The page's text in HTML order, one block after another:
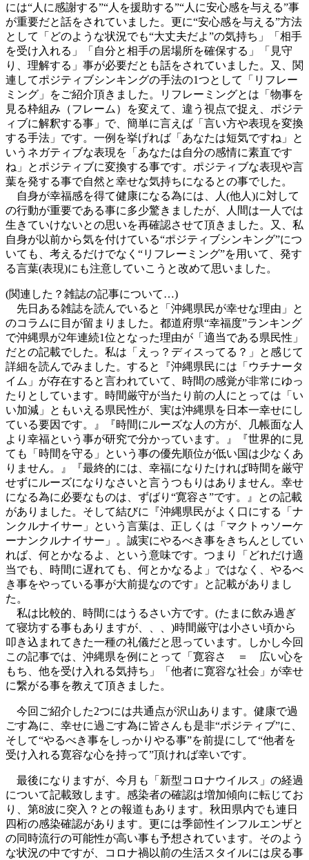
には“人に感謝する”“人を援助する”“人に安心感を与える”事
が重要だと話をされていました。更に“安心感を与える”方法
として「どのような状況でも“大丈夫だよ”の気持ち」「相手
を受け入れる」「自分と相手の居場所を確保する」「見守
り、理解する」事が必要だとも話をされていました。又、関
連してポジティブシンキングの手法の1つとして「リフレー
ミング」をご紹介頂きました。リフレーミングとは「物事を
見る枠組み（フレーム）を変えて、違う視点で捉え、ポジテ
ィブに解釈する事」で、簡単に言えば「言い方や表現を変換
する手法」です。一例を挙げれば「あなたは短気ですね」と
いうネガティブな表現を「あなたは自分の感情に素直です
ね」とポジティブに変換する事です。ポジティブな表現や言
葉を発する事で自然と幸せな気持ちになるとの事でした。
自身が幸福感を得て健康になる為には、人(他人)に対して
の行動が重要である事に多少驚きましたが、人間は一人では
生きていけないとの思いを再確認させて頂きました。又、私
自身が以前から気を付けている“ポジティブシンキング”につ
いても、考えるだけでなく“リフレーミング”を用いて、発す
る言葉(表現)にも注意していこうと改めて思いました。
(関連した？雑誌の記事について…)
先日ある雑誌を読んでいると「沖縄県民が幸せな理由」と
のコラムに目が留まりました。都道府県“幸福度”ランキング
で沖縄県が2年連続1位となった理由が「適当である県民性」
だとの記載でした。私は「えっ？ディスってる？」と感じて
詳細を読んでみました。すると『沖縄県民には「ウチナータ
イム」が存在すると言われていて、時間の感覚が非常にゆっ
たりとしています。時間厳守が当たり前の人にとっては「い
い加減」ともいえる県民性が、実は沖縄県を日本一幸せにし
ている要因です。』『時間にルーズな人の方が、几帳面な人
より幸福という事が研究で分かっています。』『世界的に見
ても「時間を守る」という事の優先順位が低い国は少なくあ
りません。』『最終的には、幸福になりたければ時間を厳守
せずにルーズになりなさいと言うつもりはありません。幸せ
になる為に必要なものは、ずばり“寛容さ”です。』との記載
がありました。そして結びに『沖縄県民がよく口にする「ナ
ンクルナイサー」という言葉は、正しくは「マクトゥソーケ
ーナンクルナイサー」。誠実にやるべき事をきちんとしてい
れば、何とかなるよ、という意味です。つまり「どれだけ適
当でも、時間に遅れても、何とかなるよ」ではなく、やるべ
き事をやっている事が大前提なのです』と記載がありまし
た。
私は比較的、時間にはうるさい方です。(たまに飲み過ぎ
て寝坊する事もありますが、、、)時間厳守は小さい頃から
叩き込まれてきた一種の礼儀だと思っています。しかし今回
この記事では、沖縄県を例にとって「寛容さ ＝ 広い心を
もち、他を受け入れる気持ち」「他者に寛容な社会」が幸せ
に繋がる事を教えて頂きました。
今回ご紹介した2つには共通点が沢山あります。健康で過
ごす為に、幸せに過ごす為に皆さんも是非“ポジティブ”に、
そして“やるべき事をしっかりやる事”を前提にして“他者を
受け入れる寛容な心を持って”頂ければ幸いです。
最後になりますが、今月も「新型コロナウイルス」の経過
について記載致します。感染者の確認は増加傾向に転じてお
り、第8波に突入？との報道もあります。秋田県内でも連日
四桁の感染確認があります。更には季節性インフルエンザと
の同時流行の可能性が高い事も予想されています。そのよう
な状況の中ですが、コロナ禍以前の生活スタイルには戻る事